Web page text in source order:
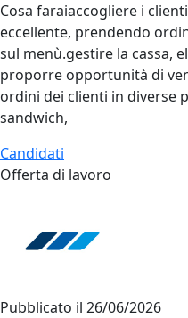
Cosa faraiaccogliere i
eccellente, prendendo
sul menù.gestire la cassa,
proporre opportunità di
ordini dei clienti in diverse
sandwich,
Candidati
Offerta di lavoro
Pubblicato il 26/06/2026